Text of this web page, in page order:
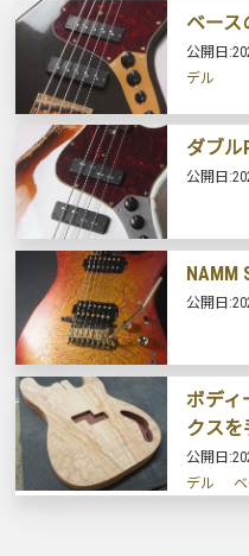
ベース
公開日:
デル
ダブル
公開日:
NAMM
公開日:
ボディ
クスを
公開日:
デル